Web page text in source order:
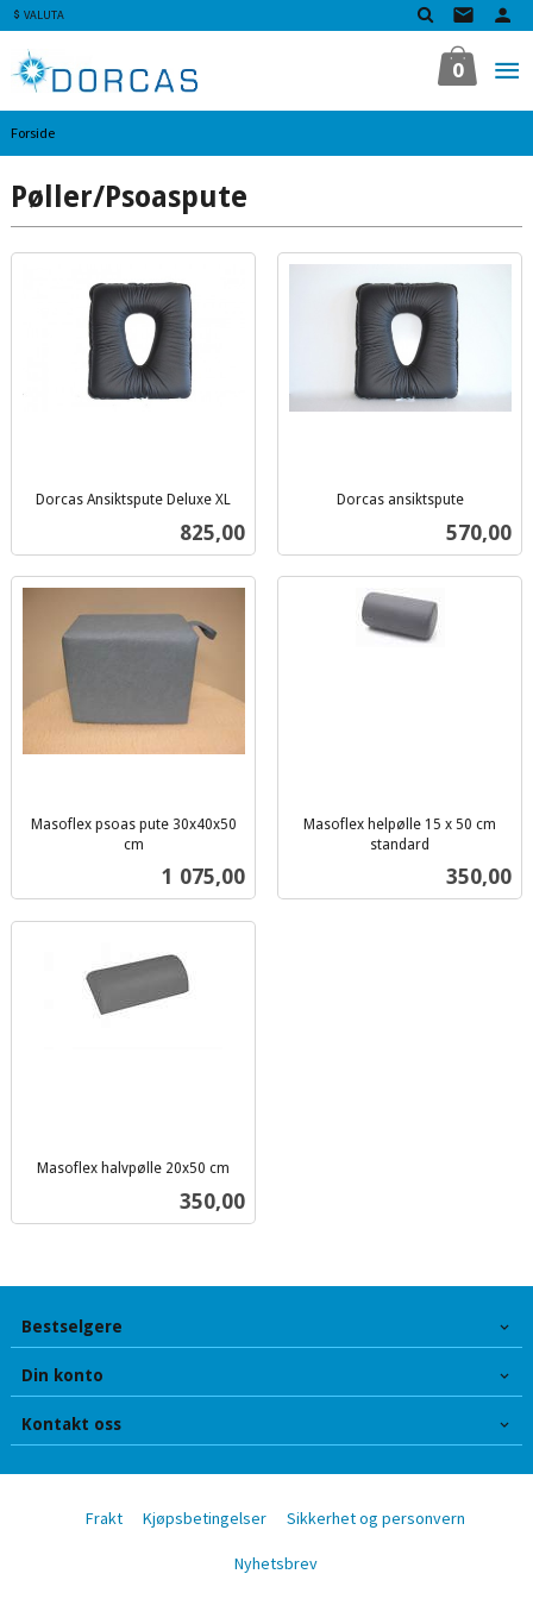
Gå
til
innholdet
VALUTA
0
Forside
Pøller/Psoaspute
Dorcas Ansiktspute Deluxe XL
Pris
825,00
Dorcas ansiktspute
Pris
570,00
Masoflex psoas pute 30x40x50
cm
Pris
1 075,00
Masoflex helpølle 15 x 50 cm
standard
Pris
350,00
Masoflex halvpølle 20x50 cm
Pris
350,00
Bestselgere
Din konto
Kontakt oss
Frakt Kjøpsbetingelser Sikkerhet og personvern
Nyhetsbrev